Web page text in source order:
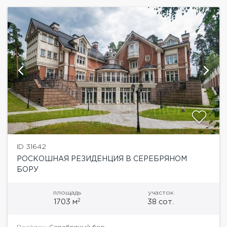
ID 31642
РОСКОШНАЯ РЕЗИДЕНЦИЯ В СЕРЕБРЯНОМ
БОРУ
площадь
1703 м2
участок
38 сот.